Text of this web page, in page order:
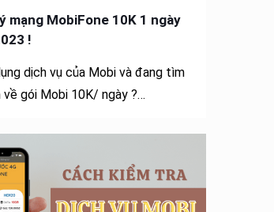
mạng MobiFone 10K 1 ngày
!
dịch vụ của Mobi và đang tìm
gói Mobi 10K/ ngày ?…